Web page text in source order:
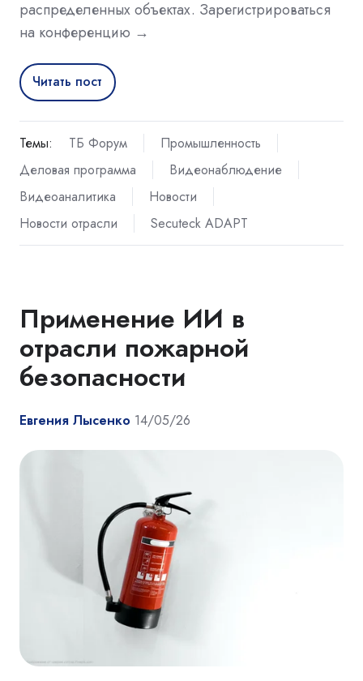
распределенных объектах. Зарегистрироваться
на конференцию →
Читать пост
Темы: ТБ Форум
Промышленность
Деловая программа
Видеонаблюдение
Видеоаналитика
Новости
Новости отрасли
Secuteck ADAPT
Применение ИИ в
отрасли пожарной
безопасности
Евгения Лысенко 14/05/26